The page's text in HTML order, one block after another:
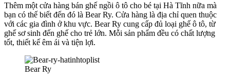
Thêm một cửa hàng bán ghế ngồi ô tô cho bé tại Hà Tĩnh nữa mà
bạn có thế biết đến đó là Bear Ry. Cửa hàng là địa chỉ quen thuộc
với các gia đình ở khu vực. Bear Ry cung cấp đủ loại ghế ô tô, từ
ghế sơ sinh đến ghế cho trẻ lớn. Mỗi sản phẩm đều có chất lượng
tốt, thiết kế êm ái và tiện lợi.
Bear Ry